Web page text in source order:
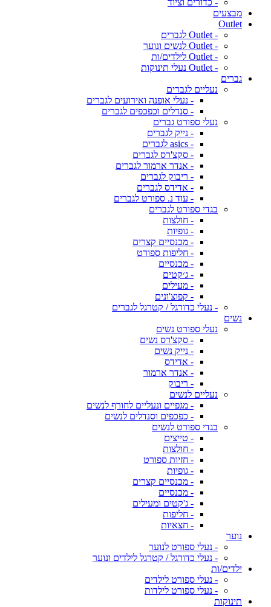
- כדורים וציוד
מבצעים
Outlet
- Outlet לגברים
- Outlet לנשים ונוער
- Outlet לילדים/ות
- Outlet נעלי תינוקות
גברים
נעליים לגברים
- נעלי אופנה ואירועים לגברים
- סנדלים וכפכפים לגברים
נעלי ספורט גברים
- נייק לגברים
- asics לגברים
- סקצ'רס לגברים
- אנדר ארמור לגברים
- ריבוק לגברים
- אדידס לגברים
- עוד נ. ספורט לגברים
בגדי ספורט לגברים
- חולצות
- גופיות
- מכנסיים קצרים
- חליפות ספורט
- מכנסיים
- ג׳קטים
- מעילים
- קפוצ'ונים
- נעלי כדורגל / קטרגל לגברים
נשים
נעלי ספורט נשים
- סקצ'רס נשים
- נייק נשים
- אדידס
- אנדר ארמור
- ריבוק
נעליים לנשים
- מגפיים ונעליים לחורף לנשים
- כפכפים וסנדלים לנשים
בגדי ספורט לנשים
- טייצים
- חולצות
- חזיות ספורט
- גופיות
- מכנסיים קצרים
- מכנסיים
- ג'קטים ומעילים
- חליפות
- חצאיות
נוער
- נעלי ספורט לנוער
- נעלי כדורגל / קטרגל לילדים ונוער
ילדים/ות
- נעלי ספורט לילדים
- נעלי ספורט לילדות
תינוקות